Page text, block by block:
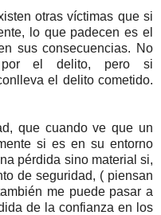
otras víctimas que si
lo que padecen es el
sus consecuencias. No
por el delito, pero si
el delito cometido.
que cuando ve que un
si es en su entorno
pérdida sino material si,
de seguridad, ( piensan
me puede pasar a
de la confianza en los